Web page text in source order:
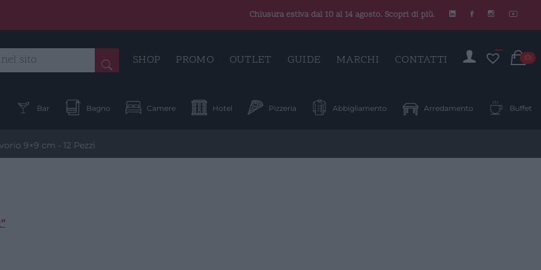
Chiusura estiva dal 10 al 14 agosto. Scopri di più.
SHOP PROMO OUTLET GUIDE MARCHI CONTATTI (0)
Bar Bagno Camere Hotel Pizzeria Abbigliamento Arredamento Buffet
9×9 cm - 12 Pezzi